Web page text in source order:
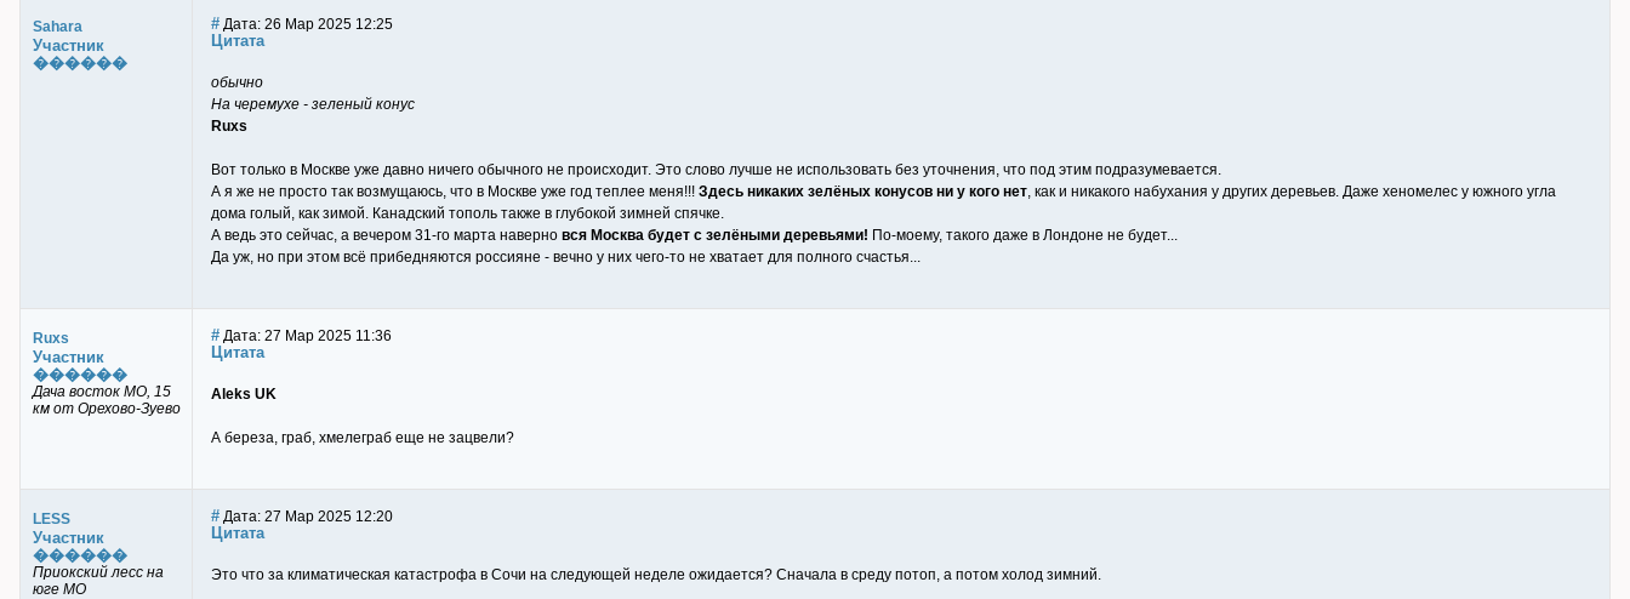
Sahara
Участник
������
# Дата: 26 Мар 2025 12:25
Цитата
обычно
На черемухе - зеленый конус
Ruxs
Вот только в Москве уже давно ничего обычного не происходит. Это слово лучше не использовать без уточнения, что под этим подразумевается.
А я же не просто так возмущаюсь, что в Москве уже год теплее меня!!! Здесь никаких зелёных конусов ни у кого нет, как и никакого набухания у других деревьев. Даже хеномелес у южного угла
дома голый, как зимой. Канадский тополь также в глубокой зимней спячке.
А ведь это сейчас, а вечером 31-го марта наверно вся Москва будет с зелёными деревьями! По-моему, такого даже в Лондоне не будет...
Да уж, но при этом всё прибедняются россияне - вечно у них чего-то не хватает для полного счастья...
Ruxs
Участник
������
Дача восток МО, 15
км от Орехово-Зуево
# Дата: 27 Мар 2025 11:36
Цитата
Aleks UK
А береза, граб, хмелеграб еще не зацвели?
LESS
Участник
������
Приокский лесс на
юге МО
# Дата: 27 Мар 2025 12:20
Цитата
Это что за климатическая катастрофа в Сочи на следующей неделе ожидается? Сначала в среду потоп, а потом холод зимний.